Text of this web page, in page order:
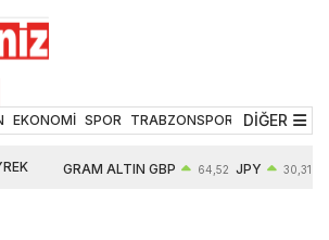
EKONOMİ SPOR TRABZONSPOR TEKNOLOJİ
DİĞER
GRAM ALTIN GBP 64,52 JPY 30,31